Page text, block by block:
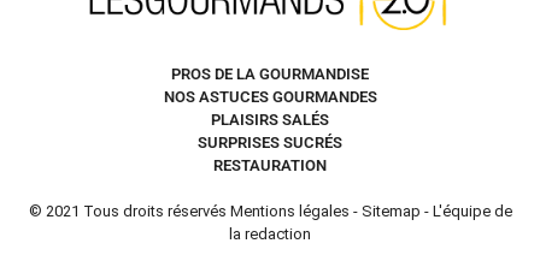
PROS DE LA GOURMANDISE
NOS ASTUCES GOURMANDES
PLAISIRS SALÉS
SURPRISES SUCRÉS
RESTAURATION
© 2021 Tous droits réservés Mentions légales - Sitemap - L'équipe de
la redaction